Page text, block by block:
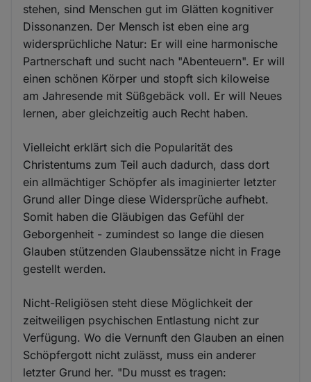
stehen, sind Menschen gut im Glätten kognitiver
Dissonanzen. Der Mensch ist eben eine arg
widersprüchliche Natur: Er will eine harmonische
Partnerschaft und sucht nach "Abenteuern". Er will
einen schönen Körper und stopft sich kiloweise
am Jahresende mit Süßgebäck voll. Er will Neues
lernen, aber gleichzeitig auch Recht haben.
Vielleicht erklärt sich die Popularität des
Christentums zum Teil auch dadurch, dass dort
ein allmächtiger Schöpfer als imaginierter letzter
Grund aller Dinge diese Widersprüche aufhebt.
Somit haben die Gläubigen das Gefühl der
Geborgenheit - zumindest so lange die diesen
Glauben stützenden Glaubenssätze nicht in Frage
gestellt werden.
Nicht-Religiösen steht diese Möglichkeit der
zeitweiligen psychischen Entlastung nicht zur
Verfügung. Wo die Vernunft den Glauben an einen
Schöpfergott nicht zulässt, muss ein anderer
letzter Grund her. "Du musst es tragen: